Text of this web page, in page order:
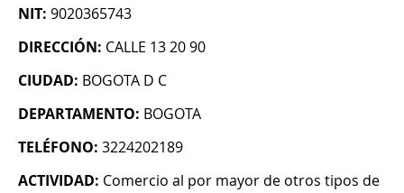
NIT: 9020365743
DIRECCIÓN: CALLE 13 20 90
CIUDAD: BOGOTA D C
DEPARTAMENTO: BOGOTA
TELÉFONO: 3224202189
ACTIVIDAD: Comercio al por mayor de otros tipos de